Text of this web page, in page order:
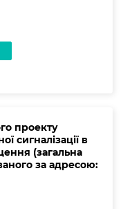
проекту
сигналізації в
(загальна
за адресою: